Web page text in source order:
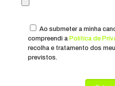
Ao submeter a minha
compreendi a Política de
recolha e tratamento dos
previstos.